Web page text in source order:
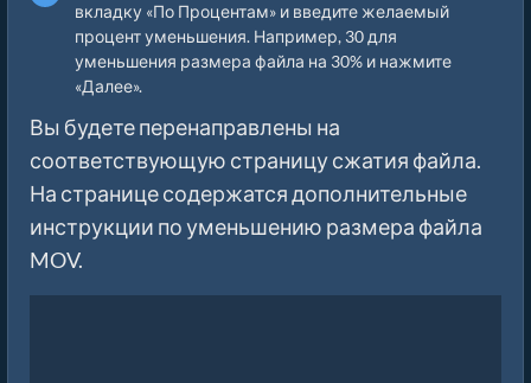
вкладку «По Процентам» и введите желаемый
процент уменьшения. Например, 30 для
уменьшения размера файла на 30% и нажмите
«Далее».
Вы будете перенаправлены на
соответствующую страницу сжатия файла.
На странице содержатся дополнительные
инструкции по уменьшению размера файла
MOV.